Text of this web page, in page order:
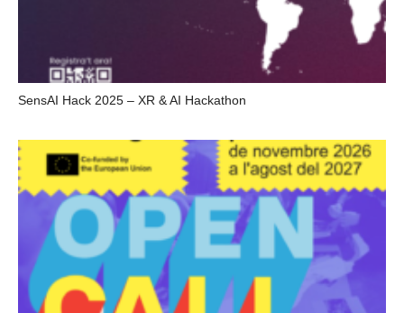
SensAI Hack 2025 – XR & AI Hackathon